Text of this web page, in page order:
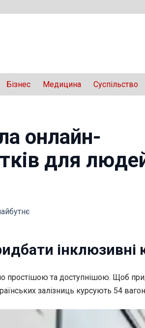
Бізнес Медицина Суспільство
онлайн-
для
інклюзивні
простішою та доступнішою. Щоб
залізниць курсують 54